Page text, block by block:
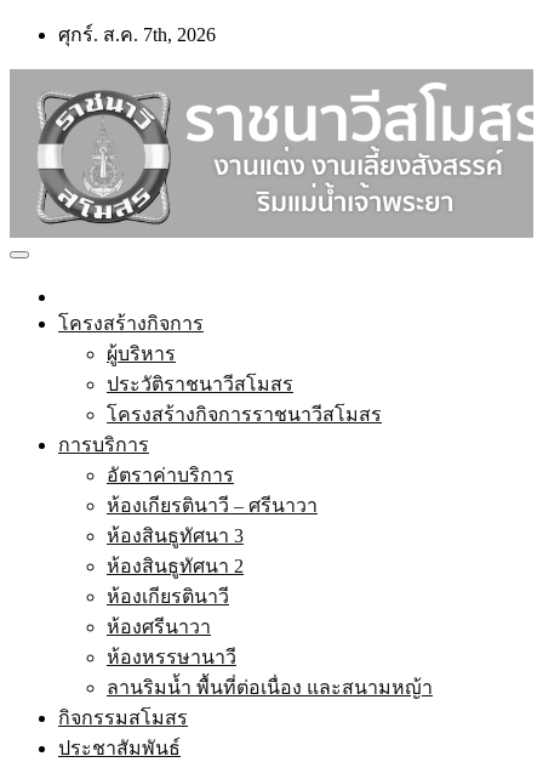
Skip
content
ศุกร์. ส.ค. 7th, 2026
โครงสร้างกิจการ
ผู้บริหาร
ประวัติราชนาวีสโมสร
โครงสร้างกิจการราชนาวีสโมสร
การบริการ
อัตราค่าบริการ
ห้องเกียรตินาวี – ศรีนาวา
ห้องสินธูทัศนา 3
ห้องสินธูทัศนา 2
ห้องเกียรตินาวี
ห้องศรีนาวา
ห้องหรรษานาวี
ลานริมน้ำ พื้นที่ต่อเนื่อง และสนามหญ้า
กิจกรรมสโมสร
ประชาสัมพันธ์